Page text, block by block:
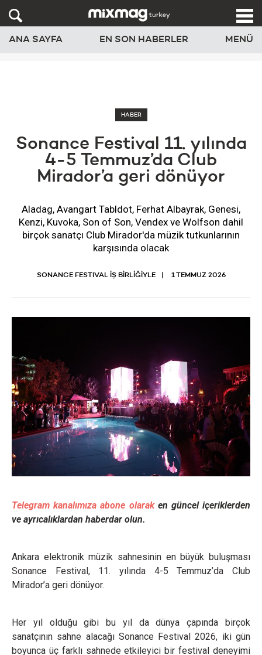
ANA SAYFA EN SON HABERLER MENÜ
HABER
Sonance Festival 11. yılında
4-5 Temmuz’da Club
Mirador’a geri dönüyor
Aladag, Avangart Tabldot, Ferhat Albayrak, Genesi,
Kenzi, Kuvoka, Son of Son, Vendex ve Wolfson dahil
birçok sanatçı Club Mirador'da müzik tutkunlarının
karşısında olacak
SONANCE FESTIVAL İŞ BİRLİĞİYLE 1 TEMMUZ 2026
Telegram kanalımıza abone olaraken güncel içeriklerden
ve ayrıcalıklardan haberdar olun.
Ankara elektronik müzik sahnesinin en büyük buluşması
Sonance Festival, 11. yılında 4-5 Temmuz’da Club
Mirador’a geri dönüyor.
Her yıl olduğu gibi bu yıl da dünya çapında birçok
sanatçının sahne alacağı Sonance Festival 2026, iki gün
boyunca üç farklı sahnede etkileyici bir festival deneyimi